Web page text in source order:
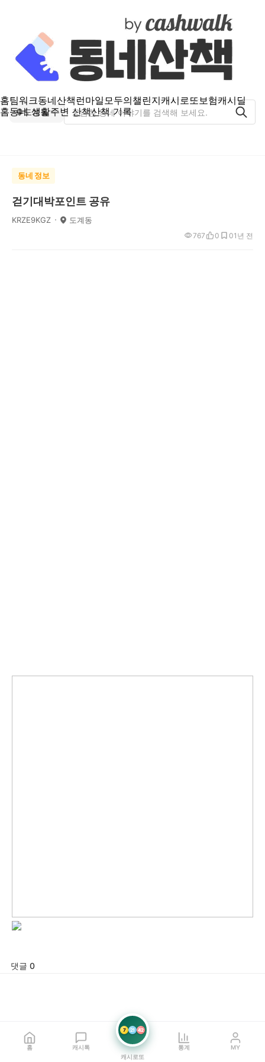
홈팀워크동네산책런마일모두의챌린지캐시로또보험캐시딜
홈동네 생활주변 산책산책 기록
도계동
동네 정보
걷기대박포인트 공유
KRZE9KGZ 도계동
1년 전
767 0 0
댓글 0
홈 캐시톡
7 21 42
캐시로또
통계 MY